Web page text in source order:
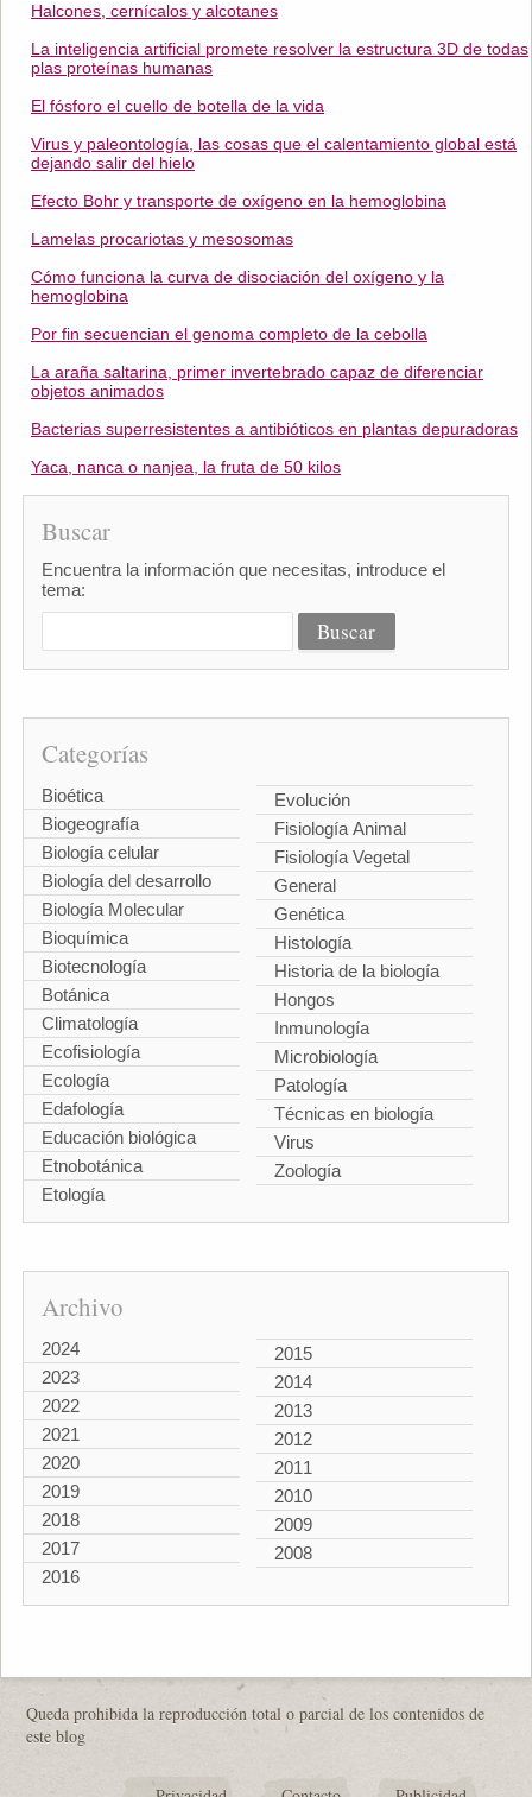
Halcones, cernícalos y alcotanes
La inteligencia artificial promete resolver la estructura 3D de todas
plas proteínas humanas
El fósforo el cuello de botella de la vida
Virus y paleontología, las cosas que el calentamiento global está
dejando salir del hielo
Efecto Bohr y transporte de oxígeno en la hemoglobina
Lamelas procariotas y mesosomas
Cómo funciona la curva de disociación del oxígeno y la
hemoglobina
Por fin secuencian el genoma completo de la cebolla
La araña saltarina, primer invertebrado capaz de diferenciar
objetos animados
Bacterias superresistentes a antibióticos en plantas depuradoras
Yaca, nanca o nanjea, la fruta de 50 kilos
Buscar
Encuentra la información que necesitas, introduce el
tema:
Categorías
Bioética
Biogeografía
Biología celular
Biología del desarrollo
Biología Molecular
Bioquímica
Biotecnología
Botánica
Climatología
Ecofisiología
Ecología
Edafología
Educación biológica
Etnobotánica
Etología
Evolución
Fisiología Animal
Fisiología Vegetal
General
Genética
Histología
Historia de la biología
Hongos
Inmunología
Microbiología
Patología
Técnicas en biología
Virus
Zoología
Archivo
2024
2023
2022
2021
2020
2019
2018
2017
2016
2015
2014
2013
2012
2011
2010
2009
2008
Queda prohibida la reproducción total o parcial de los contenidos de
este blog